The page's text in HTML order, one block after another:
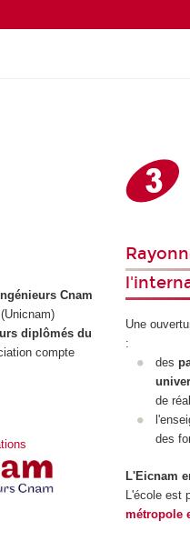
Cnam
diplômés du
compte
Une
:
des
de
des
L'Eicnam
L'école
métropole